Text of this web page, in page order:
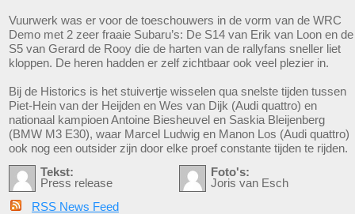
Vuurwerk was er voor de toeschouwers in de vorm van de WRC
Demo met 2 zeer fraaie Subaru’s: De S14 van Erik van Loon en de
S5 van Gerard de Rooy die de harten van de rallyfans sneller liet
kloppen. De heren hadden er zelf zichtbaar ook veel plezier in.
Bij de Historics is het stuivertje wisselen qua snelste tijden tussen
Piet-Hein van der Heijden en Wes van Dijk (Audi quattro) en
nationaal kampioen Antoine Biesheuvel en Saskia Bleijenberg
(BMW M3 E30), waar Marcel Ludwig en Manon Los (Audi quattro)
ook nog een outsider zijn door elke proef constante tijden te rijden.
Tekst:
Press release
Foto's:
Joris van Esch
RSS News Feed